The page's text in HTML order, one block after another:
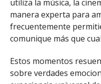
utiliza la música, la
manera experta para
frecuentemente
comunique más que
Estos momentos
sobre verdades